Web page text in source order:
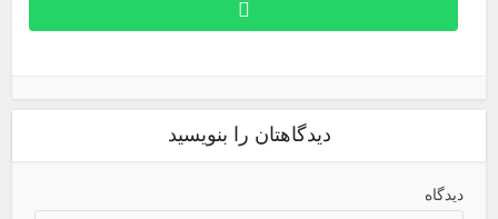
دیدگاهتان را بنویسید
دیدگاه